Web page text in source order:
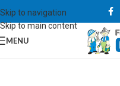
Skip to navigation
Skip to main content
MENU